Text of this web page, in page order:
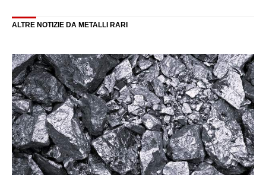
ALTRE NOTIZIE DA METALLI RARI